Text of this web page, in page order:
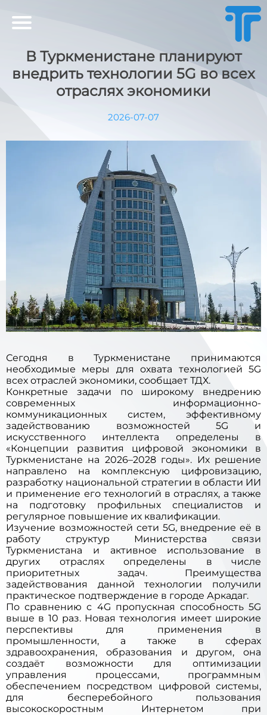
В Туркменистане планируют
внедрить технологии 5G во всех
отраслях экономики
2026-07-07
Сегодня в Туркменистане принимаются
необходимые меры для охвата технологией 5G
всех отраслей экономики, сообщает ТДХ.
Конкретные задачи по широкому внедрению
современных информационно-
коммуникационных систем, эффективному
задействованию возможностей 5G и
искусственного интеллекта определены в
«Концепции развития цифровой экономики в
Туркменистане на 2026–2028 годы». Их решение
направлено на комплексную цифровизацию,
разработку национальной стратегии в области ИИ
и применение его технологий в отраслях, а также
на подготовку профильных специалистов и
регулярное повышение их квалификации.
Изучение возможностей сети 5G, внедрение её в
работу структур Министерства связи
Туркменистана и активное использование в
других отраслях определены в числе
приоритетных задач. Преимущества
задействования данной технологии получили
практическое подтверждение в городе Аркадаг.
По сравнению с 4G пропускная способность 5G
выше в 10 раз. Новая технология имеет широкие
перспективы для применения в
промышленности, а также в сферах
здравоохранения, образования и другом, она
создаёт возможности для оптимизации
управления процессами, программным
обеспечением посредством цифровой системы,
для бесперебойного пользования
высокоскоростным Интернетом при